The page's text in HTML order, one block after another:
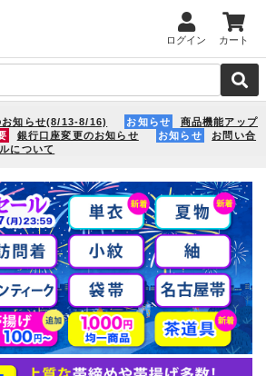
ログイン カート
お知らせ(8/13-8/16) お知らせ
商品機能アップ
銀行口座変更のお知らせ お知らせ
お問い合
について